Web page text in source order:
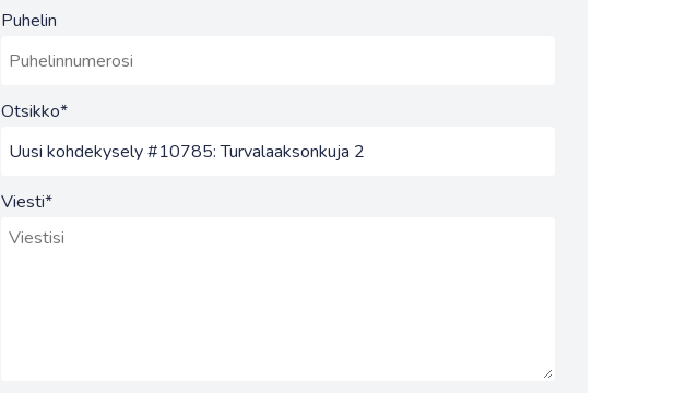
Puhelin
Otsikko*
Viesti*